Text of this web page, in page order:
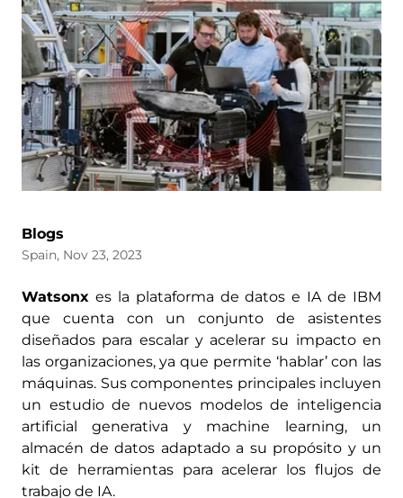
Blogs
Spain, Nov 23, 2023
Watsonx es la plataforma de datos e IA de IBM
que cuenta con un conjunto de asistentes
diseñados para escalar y acelerar su impacto en
las organizaciones, ya que permite ‘hablar’ con las
máquinas. Sus componentes principales incluyen
un estudio de nuevos modelos de inteligencia
artificial generativa y machine learning, un
almacén de datos adaptado a su propósito y un
kit de herramientas para acelerar los flujos de
trabajo de IA.